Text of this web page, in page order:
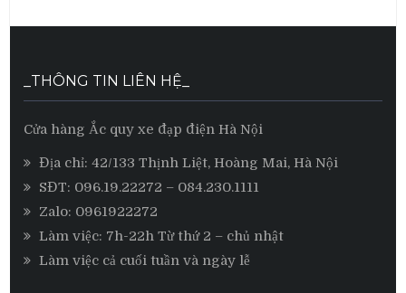
_THÔNG TIN LIÊN HỆ_
Cửa hàng Ắc quy xe đạp điện Hà Nội
Địa chỉ: 42/133 Thịnh Liệt, Hoàng Mai, Hà Nội
SĐT: 096.19.22272 – 084.230.1111
Zalo: 0961922272
Làm việc: 7h-22h Từ thứ 2 – chủ nhật
Làm việc cả cuối tuần và ngày lễ